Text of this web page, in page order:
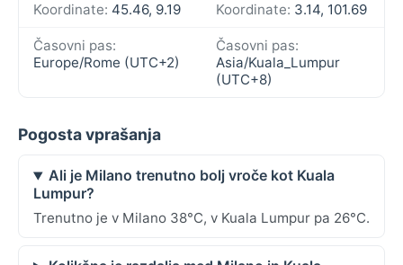
Koordinate: 45.46, 9.19 Koordinate: 3.14, 101.69
Časovni pas:
Europe/Rome (UTC+2)
Časovni pas:
Asia/Kuala_Lumpur
(UTC+8)
Pogosta vprašanja
Ali je Milano trenutno bolj vroče kot Kuala
Lumpur?
Trenutno je v Milano 38°C, v Kuala Lumpur pa 26°C.